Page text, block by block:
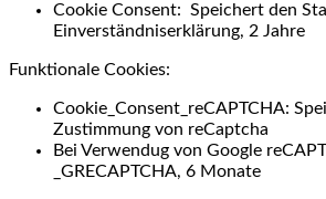
Cookie Consent: Speichert den
Einverständniserklärung, 2 Jahre
Funktionale Cookies:
Cookie_Consent_reCAPTCHA:
Zustimmung von reCaptcha
Bei Verwendug von Google
_GRECAPTCHA, 6 Monate